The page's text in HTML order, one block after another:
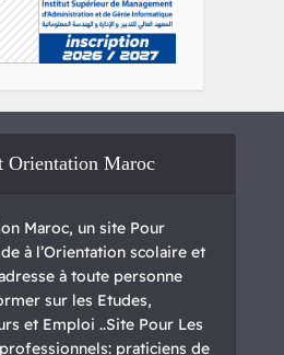
Orientation Maroc
Maroc, un site Pour
à l’Orientation scolaire et
à toute personne
sur les Etudes,
et Emploi ..Site Pour Les
praticiens de